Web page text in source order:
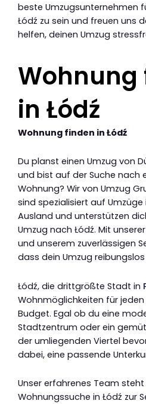
beste Umzugsunternehmen
Łódź zu sein und freuen uns
helfen, deinen Umzug
Wohnung
in Łódź
Wohnung finden in Łódź
Du planst einen Umzug von
und bist auf der Suche nach
Wohnung? Wir von Umzug
sind spezialisiert auf Umzüge
Ausland und unterstützen
Umzug nach Łódź. Mit
und unserem zuverlässigen
dass dein Umzug
Łódź, die drittgrößte Stadt in
Wohnmöglichkeiten für
Budget. Egal ob du eine
Stadtzentrum oder ein
der umliegenden Viertel
dabei, eine passende
Unser erfahrenes Team
Wohnungssuche in Łódź zur